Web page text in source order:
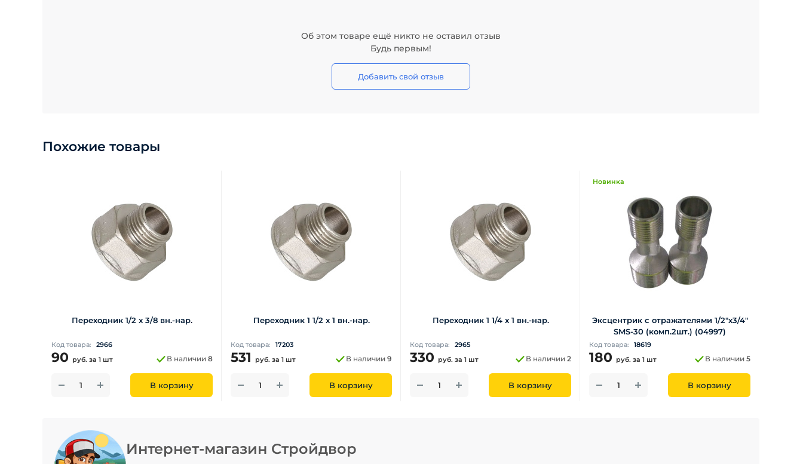
Об этом товаре ещё никто не оставил отзыв
Будь первым!
Добавить свой отзыв
Похожие товары
Переходник 1/2 x 3/8 вн.-нар.
Код товара: 2966
90 руб. за 1 шт В наличии 8
В корзину
Переходник 1 1/2 x 1 вн.-нар.
Код товара: 17203
531 руб. за 1 шт В наличии 9
В корзину
Переходник 1 1/4 x 1 вн.-нар.
Код товара: 2965
330 руб. за 1 шт В наличии 2
В корзину
Новинка
Эксцентрик с отражателями 1/2"х3/4"
SMS-30 (комп.2шт.) (04997)
Код товара: 18619
180 руб. за 1 шт В наличии 5
В корзину
Интернет-магазин Стройдвор